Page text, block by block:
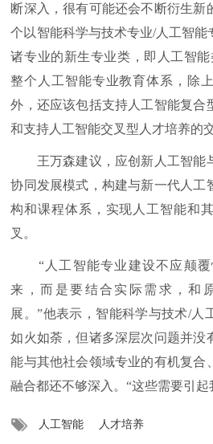
断深入，很有可能还会不断衍生新
个以智能科学与技术专业/人工智
诸专业的新生专业类，即人工智
整个人工智能专业教育体系，除
外，还应该包括支持人工智能复合
和支持人工智能交叉型人才培养的
王万森建议，应创新人工智能
协同发展模式，构建与新一代人工
构和课程体系，实现人工智能和
叉。
“人工智能专业建设不应颠覆
来，而是要结合实际需求，和
展。”他表示，智能科学与技术/人
如火如荼，但诸多深层次问题并没
能与其他社会领域专业的有机复合
融合都还不够深入。“这些需要引
人工智能 人才培养